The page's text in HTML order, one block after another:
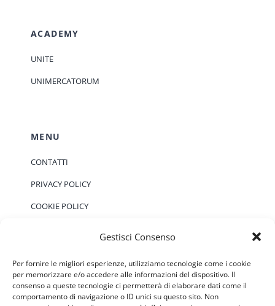
Gestisci Consenso
Per fornire le migliori esperienze, utilizziamo tecnologie come i cookie
per memorizzare e/o accedere alle informazioni del dispositivo. Il
consenso a queste tecnologie ci permetterà di elaborare dati come il
comportamento di navigazione o ID unici su questo sito. Non
ACADEMY
UNITE
UNIMERCATORUM
MENU
CONTATTI
PRIVACY POLICY
COOKIE POLICY
EVENTI
Notice
Non ci sono eventi previsti.